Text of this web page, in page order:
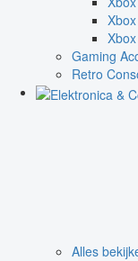
Gaming
Retro
Alles